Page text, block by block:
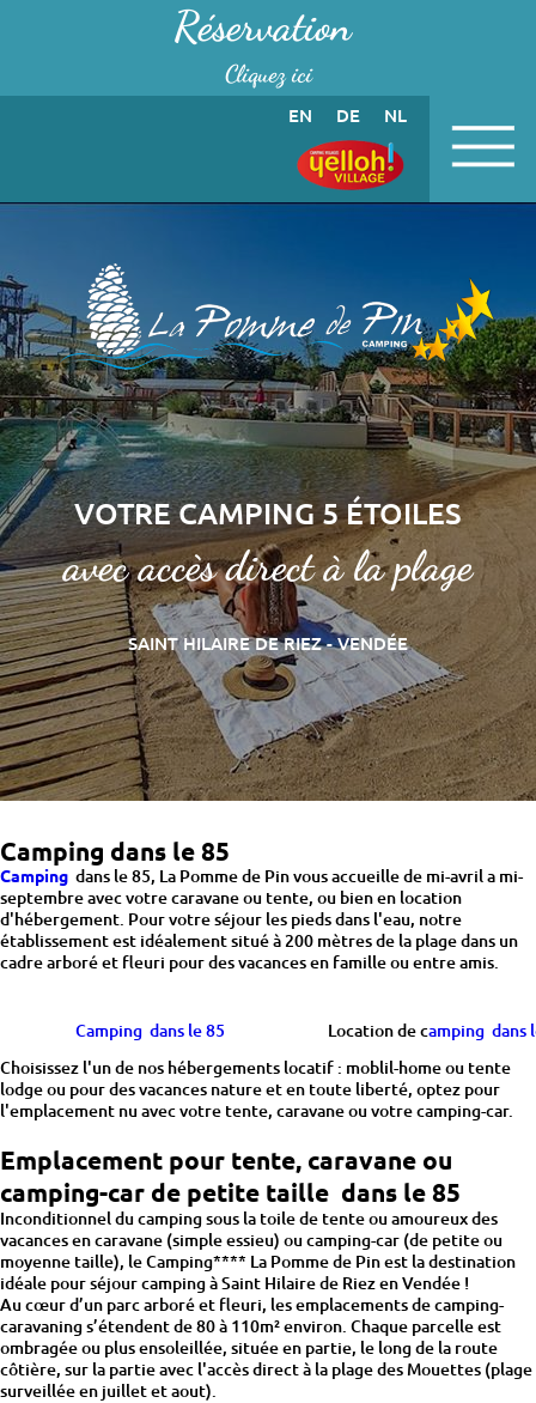
Panneau de gestion des cookiesRéservation
Cliquez ici
EN DE NL
VOTRE CAMPING 5 ÉTOILES
avec accès direct à la plage
SAINT HILAIRE DE RIEZ - VENDÉE
Camping dans le 85
Camping dans le 85, La Pomme de Pin vous accueille de mi-avril a mi-
septembre avec votre caravane ou tente, ou bien en location
d'hébergement. Pour votre séjour les pieds dans l'eau, notre
établissement est idéalement situé à 200 mètres de la plage dans un
cadre arboré et fleuri pour des vacances en famille ou entre amis.
Camping dans le 85 Location de camping dans
Choisissez l'un de nos hébergements locatif : moblil-home ou tente
lodge ou pour des vacances nature et en toute liberté, optez pour
l'emplacement nu avec votre tente, caravane ou votre camping-car.
Emplacement pour tente, caravane ou
camping-car de petite taille dans le 85
Inconditionnel du camping sous la toile de tente ou amoureux des
vacances en caravane (simple essieu) ou camping-car (de petite ou
moyenne taille), le Camping**** La Pomme de Pin est la destination
idéale pour séjour camping à Saint Hilaire de Riez en Vendée !
Au cœur d’un parc arboré et fleuri, les emplacements de camping-
caravaning s’étendent de 80 à 110m² environ. Chaque parcelle est
ombragée ou plus ensoleillée, située en partie, le long de la route
côtière, sur la partie avec l'accès direct à la plage des Mouettes (plage
surveillée en juillet et aout).